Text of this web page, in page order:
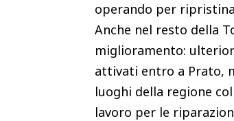
operando per
Anche nel resto della
miglioramento:
attivati entro a Prato,
luoghi della regione
lavoro per le